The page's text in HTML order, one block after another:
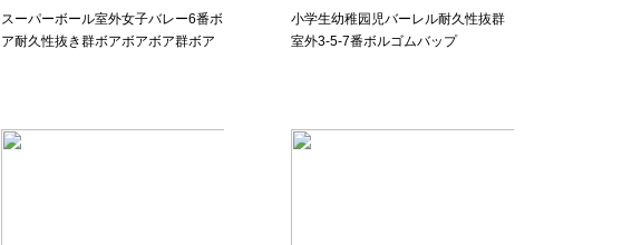
スーパーボール室外女子バレー6番ボ
ア耐久性抜き群ボアボアボア群ボア
小学生幼稚园児バーレル耐久性抜群
室外3-5-7番ボルゴムバップ